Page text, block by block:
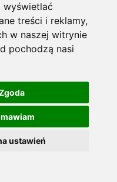
wyświetlać
treści i reklamy,
w naszej witrynie
pochodzą nasi
ustawień
do ryb,